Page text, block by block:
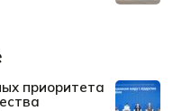
приоритета